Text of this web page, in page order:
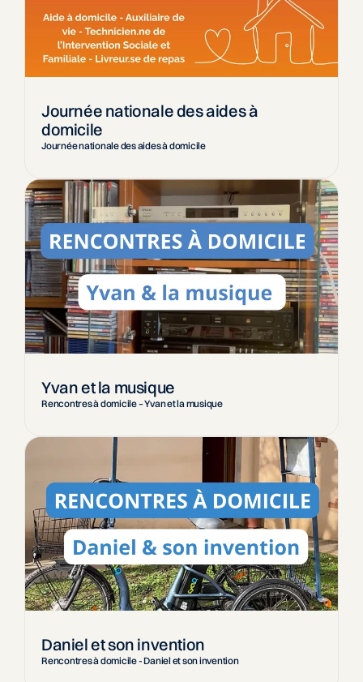
Journée nationale des aides à
domicile
Journée nationale des aides à domicile
Yvan et la musique
Rencontres à domicile – Yvan et la musique
Daniel et son invention
Rencontres à domicile - Daniel et son invention